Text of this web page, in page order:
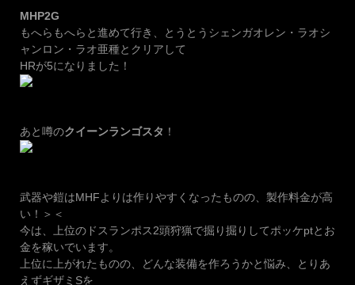
MHP2G
もへらもへらと進めて行き、とうとうシェンガオレン・ラオシ
ャンロン・ラオ亜種とクリアして
HRが5になりました！
あと噂のクイーンランゴスタ ！
武器や鎧はMHFよりは作りやすくなったものの、製作料金が高
い！＞＜
今は、上位のドスランポス2頭狩猟で掘り掘りしてポッケptとお
金を稼いでいます。
上位に上がれたものの、どんな装備を作ろうかと悩み、とりあ
えずギザミSを